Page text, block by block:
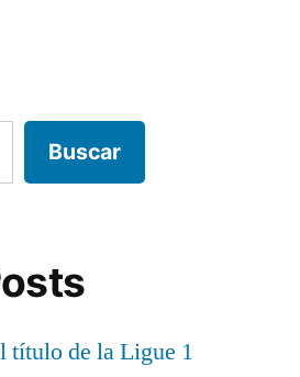
Buscar
título de la Ligue 1